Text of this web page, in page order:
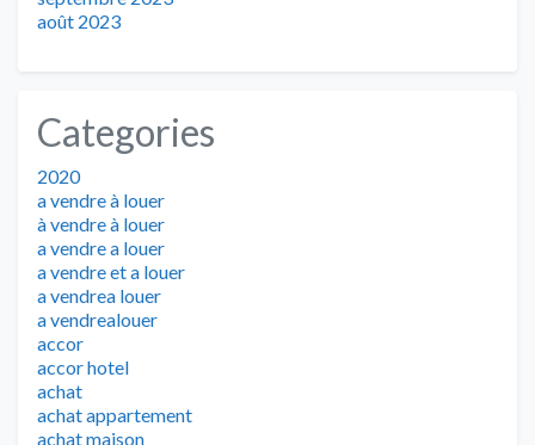
août 2023
Categories
2020
a vendre à louer
à vendre à louer
a vendre a louer
a vendre et a louer
a vendrea louer
a vendrealouer
accor
accor hotel
achat
achat appartement
achat maison